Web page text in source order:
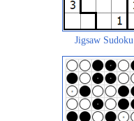
Jigsaw Sudoku